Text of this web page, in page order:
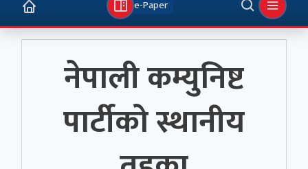
e-Paper
नेपाली कम्युनिष्ट
पार्टीको स्थानीय